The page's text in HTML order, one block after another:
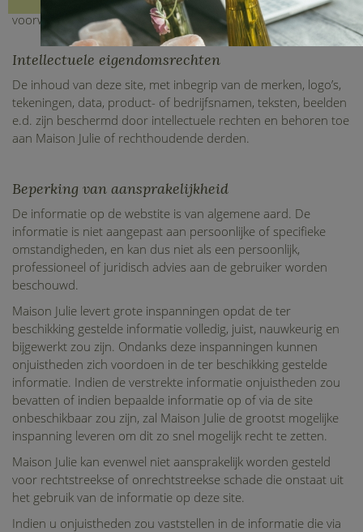
voorwaarden.
Intellectuele eigendomsrechten
De inhoud van deze site, met inbegrip van de merken, logo’s,
tekeningen, data, product- of bedrijfsnamen, teksten, beelden
e.d. zijn beschermd door intellectuele rechten en behoren toe
aan Maison Julie of rechthoudende derden.
Beperking van aansprakelijkheid
De informatie op de webstite is van algemene aard. De
informatie is niet aangepast aan persoonlijke of specifieke
omstandigheden, en kan dus niet als een persoonlijk,
professioneel of juridisch advies aan de gebruiker worden
beschouwd.
Maison Julie levert grote inspanningen opdat de ter
beschikking gestelde informatie volledig, juist, nauwkeurig en
bijgewerkt zou zijn. Ondanks deze inspanningen kunnen
onjuistheden zich voordoen in de ter beschikking gestelde
informatie. Indien de verstrekte informatie onjuistheden zou
bevatten of indien bepaalde informatie op of via de site
onbeschikbaar zou zijn, zal Maison Julie de grootst mogelijke
inspanning leveren om dit zo snel mogelijk recht te zetten.
Maison Julie kan evenwel niet aansprakelijk worden gesteld
voor rechtstreekse of onrechtstreekse schade die onstaat uit
het gebruik van de informatie op deze site.
Indien u onjuistheden zou vaststellen in de informatie die via